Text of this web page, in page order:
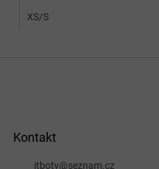
XS/S
Kontakt
itboty@seznam.cz